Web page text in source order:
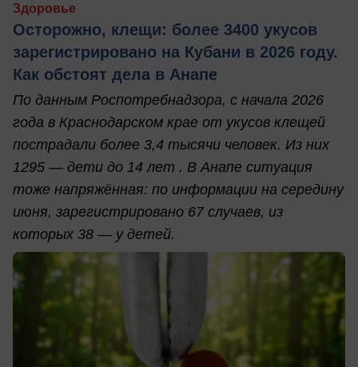
Здоровье
Осторожно, клещи: более 3400 укусов
зарегистрировано на Кубани в 2026 году.
Как обстоят дела в Анапе
По данным Роспотребнадзора, с начала 2026
года в Краснодарском крае от укусов клещей
пострадали более 3,4 тысячи человек. Из них
1295 — дети до 14 лет . В Анапе ситуация
тоже напряжённая: по информации на середину
июня, зарегистрировано 67 случаев, из
которых 38 — у детей.